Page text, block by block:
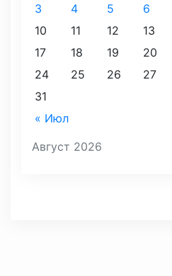
Август 2026
« Июл
3
4 5 6
10
11 12 13
17
18 19 20
24
25 26 27
31